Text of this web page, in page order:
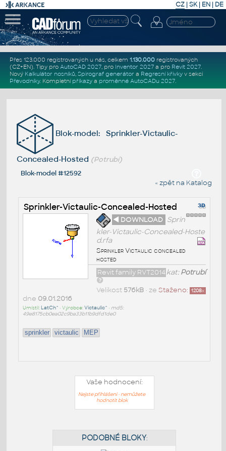
CZ | SK| EN | DE
Přes 123.000 registrovaných u nás, celkem 1.130.000registrovaných
(CZ+EN). Tipy pro AutoCAD 2027, pro Inventor 2027a pro Revit 2027.
Nový Kalkulátor nosníků, Spirograf generátor a Regresní křivkyv sekci
Převodníky. Kompletní příkazya proměnné AutoCADu 2027.
Blok-model: Sprinkler-Victaulic-
Concealed-Hosted (Potrubí)
Blok-model #12592
« zpět na Katalog
Sprinkler-Victaulic-Concealed-Hosted
◄ DOWNLOAD Sprin
kler-Victaulic-Concealed-Hoste
d.rfa
Sprinkler Victaulic concealed
hosted
kat:Potrubí
Revit family RVT2014
Staženo: 1208x
Velikost 576kB• ze
dne 09.01.2016
Umístil: LatCh^ • Výrobce:Victaulic^ • md5:
49e8175cb0ea02c9ba33b11b9dfd1de0
sprinkler victaulic MEP
Vaše hodnocení:
Nejste přihlášeni - nemůžete
hodnotit blok